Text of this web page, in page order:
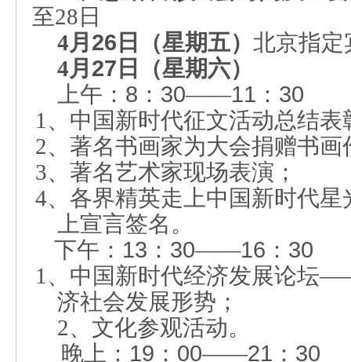
至28 日
4月 26 日（星期五） 北京指定
4月 27 日（星期六）
上午： 8 ： 30——11 ： 30
1 、中国新时代征文活动总结
2、著名书画家为大会捐赠书画
3、著名艺术家现场表演；
4、各界精英走上中国新时代
上宣言签名。
下午： 13 ： 30——16 ： 30
1 、中国新时代经济发展论坛
济社会发展形势；
2、文化参观活动。
晚上： 19 ： 00——21 ： 30